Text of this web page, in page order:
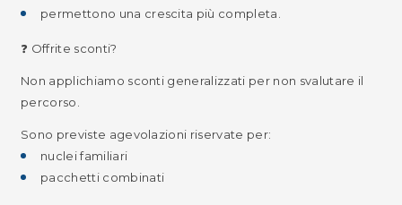
permettono una crescita più completa.
❓ Offrite sconti?
Non applichiamo sconti generalizzati per non svalutare il
percorso.
Sono previste agevolazioni riservate per:
nuclei familiari
pacchetti combinati